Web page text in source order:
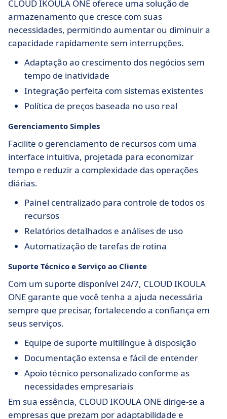
CLOUD IKOULA ONE oferece uma solução de
armazenamento que cresce com suas
necessidades, permitindo aumentar ou diminuir a
capacidade rapidamente sem interrupções.
Adaptação ao crescimento dos negócios sem
tempo de inatividade
Integração perfeita com sistemas existentes
Política de preços baseada no uso real
Gerenciamento Simples
Facilite o gerenciamento de recursos com uma
interface intuitiva, projetada para economizar
tempo e reduzir a complexidade das operações
diárias.
Painel centralizado para controle de todos os
recursos
Relatórios detalhados e análises de uso
Automatização de tarefas de rotina
Suporte Técnico e Serviço ao Cliente
Com um suporte disponível 24/7, CLOUD IKOULA
ONE garante que você tenha a ajuda necessária
sempre que precisar, fortalecendo a confiança em
seus serviços.
Equipe de suporte multilíngue à disposição
Documentação extensa e fácil de entender
Apoio técnico personalizado conforme as
necessidades empresariais
Em sua essência, CLOUD IKOULA ONE dirige-se a
empresas que prezam por adaptabilidade e